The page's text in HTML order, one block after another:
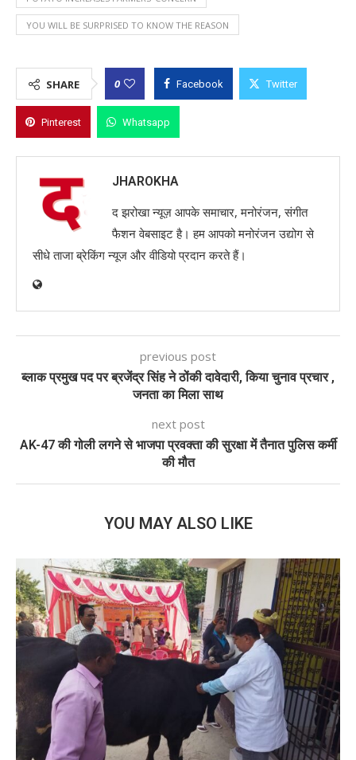
YOU WILL BE SURPRISED TO KNOW THE REASON
SHARE 0 Facebook Twitter
Pinterest Whatsapp
JHAROKHA
द झरोखा न्यूज़ आपके समाचार, मनोरंजन, संगीत
फैशन वेबसाइट है। हम आपको मनोरंजन उद्योग से
सीधे ताजा ब्रेकिंग न्यूज और वीडियो प्रदान करते हैं।
previous post
ब्लाक प्रमुख पद पर ब्रजेंद्र सिंह ने ठोंकी दावेदारी, किया चुनाव प्रचार ,
जनता का मिला साथ
next post
AK-47 की गोली लगने से भाजपा प्रवक्ता की सुरक्षा में तैनात पुलिस कर्मी
की मौत
YOU MAY ALSO LIKE